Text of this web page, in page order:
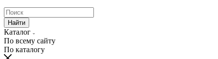
Найти
Каталог
По всему сайту
По каталогу